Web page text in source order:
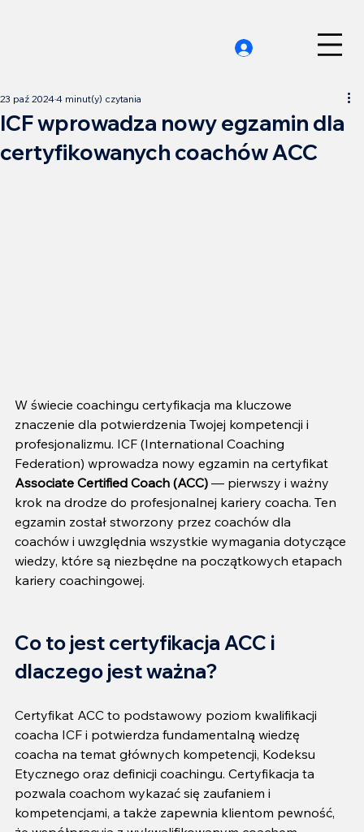
ICF wprowadza nowy egzamin dla
certyfikowanych coachów ACC
23 paź 20244 minut(y) czytania
W świecie coachingu certyfikacja ma kluczowe
znaczenie dla potwierdzenia Twojej kompetencji i
profesjonalizmu. ICF (International Coaching
Federation) wprowadza nowy egzamin na certyfikat
Associate Certified Coach (ACC) — pierwszy i ważny
krok na drodze do profesjonalnej kariery coacha. Ten
egzamin został stworzony przez coachów dla
coachów i uwzględnia wszystkie wymagania dotyczące
wiedzy, które są niezbędne na początkowych etapach
kariery coachingowej.
Co to jest certyfikacja ACC i
dlaczego jest ważna?
Certyfikat ACC to podstawowy poziom kwalifikacji
coacha ICF i potwierdza fundamentalną wiedzę
coacha na temat głównych kompetencji, Kodeksu
Etycznego oraz definicji coachingu. Certyfikacja ta
pozwala coachom wykazać się zaufaniem i
kompetencjami, a także zapewnia klientom pewność,